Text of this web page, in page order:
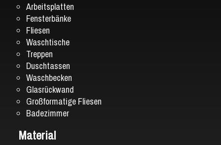
Arbeitsplatten
Fensterbänke
Fliesen
Waschtische
Treppen
Duschtassen
Waschbecken
Glasrückwand
Großformatige Fliesen
Badezimmer
Material